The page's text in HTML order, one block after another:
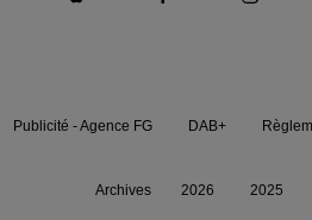
Publicité - Agence FG DAB+
Archives 2026 2025